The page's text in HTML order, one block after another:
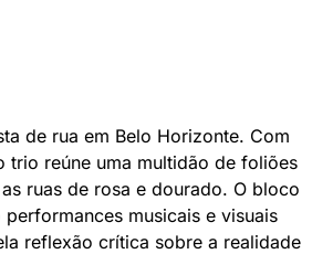
de rua em Belo Horizonte. Com
reúne uma multidão de foliões
ruas de rosa e dourado. O bloco
musicais e visuais
reflexão crítica sobre a realidade